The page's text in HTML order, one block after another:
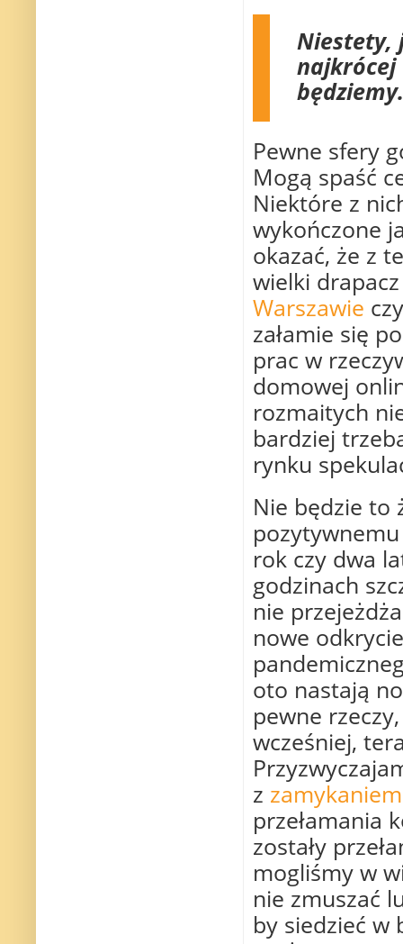
Niestety,
najkrócej
Pewne sfery
Mogą spaść
Niektóre z
wykończone
okazać, że z
wielki
Warszawie
załamie się
prac w
domowej
rozmaitych
bardziej
rynku
Nie będzie to
rok czy dwa
godzinach
nie
nowe
oto nastają
pewne
wcześniej,
z
przełamania
zostały
mogliśmy w
nie zmuszać
by siedzieć w